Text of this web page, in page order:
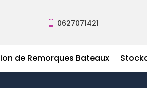
 0627071421
de Remorques Bateaux